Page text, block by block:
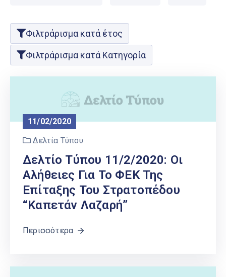
Φιλτράρισμα κατά έτος
Φιλτράρισμα κατά Κατηγορία
11/02/2020
Δελτία Τύπου
Δελτίο Τύπου 11/2/2020: Οι
Αλήθειες Για Το ΦΕΚ Της
Επίταξης Του Στρατοπέδου
“Καπετάν Λαζαρή”
Περισσότερα